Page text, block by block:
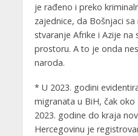
je rađeno i preko
zajednice, da Bošnjaci
stvaranje Afrike i Azije na
prostoru. A to je onda
naroda.
* U 2023. godini
migranata u BiH, čak
2023. godine do kraja
Hercegovinu je